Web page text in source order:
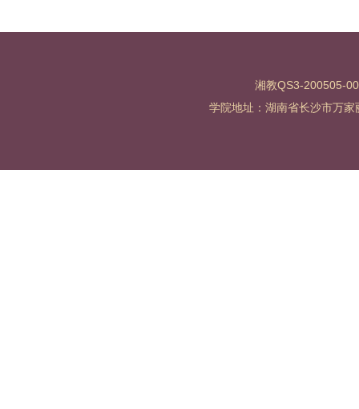
湘教QS3-200505-
学院地址：湖南省长沙市万